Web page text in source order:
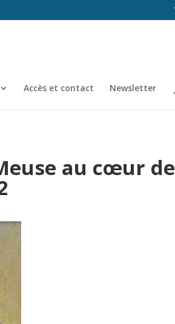
Accès et contact Newsletter
au cœur de